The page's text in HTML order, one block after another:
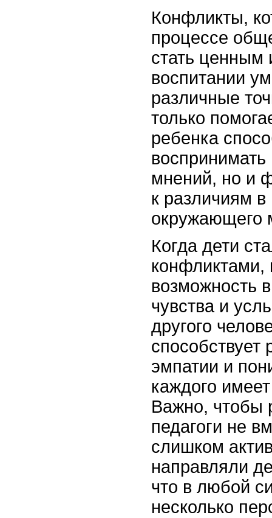
Конфликты,
процессе
стать ценным
воспитании
различные
только
ребенка
мнений, но и
к различиям в
окружающего
Когда дети
конфликтами,
возможность
чувства и
другого
способствует
эмпатии и
каждого
Важно, чтобы
педагоги не
слишком
направляли
что в любой
несколько